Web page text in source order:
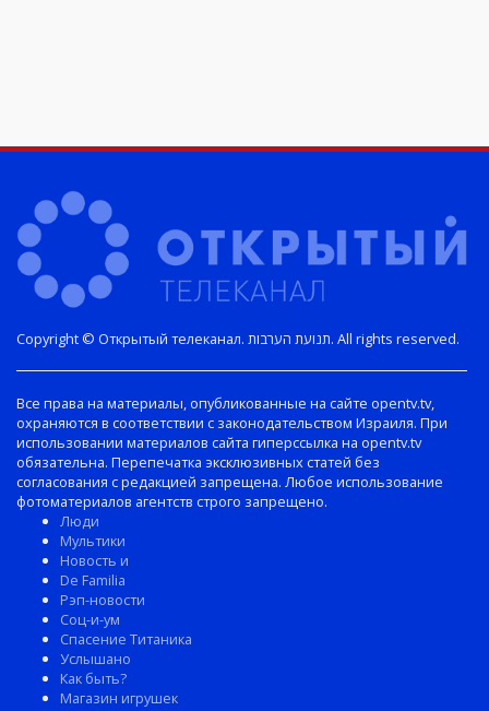
Copyright © Открытый телеканал. תנועת הערבות. All rights reserved.
Все права на материалы, опубликованные на сайте opentv.tv,
охраняются в соответствии с законодательством Израиля. При
использовании материалов сайта гиперссылка на opentv.tv
обязательна. Перепечатка эксклюзивных статей без
согласования с редакцией запрещена. Любое использование
фотоматериалов агентств строго запрещено.
Люди
Мультики
Новость и
De Familia
Рэп-новости
Соц-и-ум
Спасение Титаника
Услышано
Как быть?
Магазин игрушек